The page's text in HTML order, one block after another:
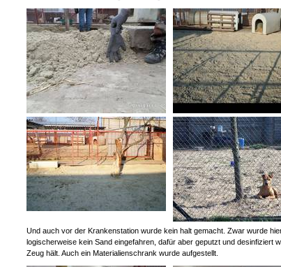
Und auch vor der Krankenstation wurde kein halt gemacht. Zwar wurde
logischerweise kein Sand eingefahren, dafür aber geputzt und desinfiziert
Zeug hält. Auch ein Materialienschrank wurde aufgestellt.